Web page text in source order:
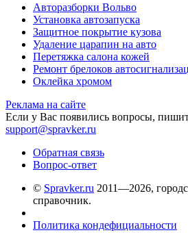
Авторазборки Вольво
Установка автозапуска
Защитное покрытие кузова
Удаление царапин на авто
Перетяжка салона кожей
Ремонт брелоков
Оклейка хромом
Реклама на сайте
Если у Вас появились вопросы,
support@spravker.ru
Обратная связь
Вопрос-ответ
© Spravker.ru 2011—2026,
справочник.
Политика кондефициальности